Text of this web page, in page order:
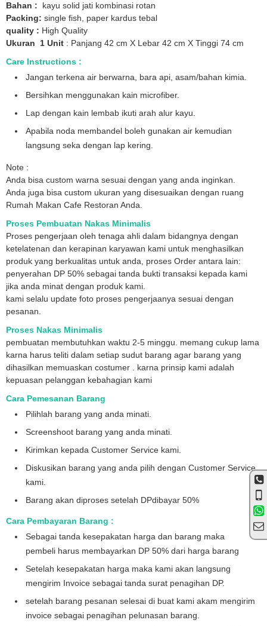
Bahan : kayu solid jati kombinasi rotan
Packing: single fish, paper kardus tebal
quality : High Quality
Ukuran 1 Unit : Panjang 42 cm X Lebar 42 cm X Tinggi 74 cm
Care Instructions :
Jangan terkena air berwarna, bara api, asam/bahan kimia.
Bersihkan menggunakan kain microfiber.
Lap dengan kain lembab ikuti arah alur kayu.
Apabila noda membandel boleh gunakan air kemudian
langsung seka dengan lap kering.
Note :
Anda bisa custom warna sesuai dengan yang anda inginkan.
Anda juga bisa custom ukuran yang disesuaikan dengan ruang
Rumah Makan Cafe Restoran Anda.
Proses Pembuatan Nakas Minimalis
Proses pengerjaan oleh tenaga ahli dalam bidangnya dengan
ketelatenan dan kerapinan karyawan kami untuk menghasilkan
produk yang berkualitas untuk anda, proses Order antara lain:
penyerahan DP 50% sebagai tanda bukti transaksi kepada kami
jika anda minat dengan produk kami.
kami selalu update foto proses pengerjaanya sesuai dengan
pesanan.
Proses Nakas Minimalis
pembuatan membutuhkan waktu 2-5 minggu. memang cukup lama
karna harus teliti dalam setiap sudut barang agar barang yang
dihasilkan memuaskan costumer . karna prinsip kami adalah
kepuasan pelanggan kebahagian kami
Cara Pemesanan Barang
Pilihlah barang yang anda minati.
Screenshoot barang yang anda minati.
Kirimkan kepada Customer Service kami.
Diskusikan barang yang anda pilih dengan Customer Service
kami.
Barang akan diproses setelah DPdibayar 50%
Cara Pembayaran Barang :
Sebagai tanda kesepakatan harga dan barang maka
pembeli harus membayarkan DP 50% dari harga barang
Setelah kesepakatan harga maka kami akan langsung
mengirim Invoice sebagai tanda surat penagihan DP.
setelah barang pesanan selesai di buat kami akam mengirim
invoice sebagai penagihan pelunasan barang.